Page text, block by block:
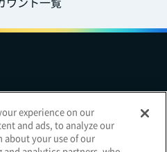
ご利用規約明治グループのDX
experience on our
and ads, to analyze our
about your use of our